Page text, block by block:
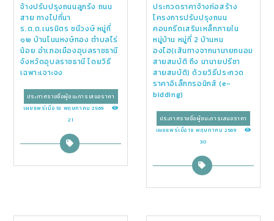
จ้างปรับปรุงถนนลูกรัง ถนน
สาย ทางไปที่นา
ร.ต.ต.เนรมิตร ชนีวงษ์ หมู่ที่
๑๒ บ้านโนนหงษ์ทอง ตำบลไร่
น้อย อำเภอเมืองอุบลราชธานี
จังหวัดอุบลราชธานี โดยวิธี
เฉพาะเจาะจง
ประกาศรายชื่อผู้ชนะการเสนอราคา
เผยแพร่เมื่อ 18 พฤษภาคม 2569
21
ประกวดราคาจ้างก่อสร้าง
โครงการปรับปรุงถนน
คอนกรีตเสริมเหล็กภายใน
หมู่บ้าน หมู่ที่ 2 บ้านหน
องไฮ(เส้นทางจากนานายถนอม
สายสมบัติ ถึง นานายปรีชา
สายสมบัติ) ด้วยวิธีประกวด
ราคาอิเล็กทรอนิกส์ (e-
bidding)
ประกาศรายชื่อผู้ชนะการเสนอราคา
เผยแพร่เมื่อ 18 พฤษภาคม 2569
30